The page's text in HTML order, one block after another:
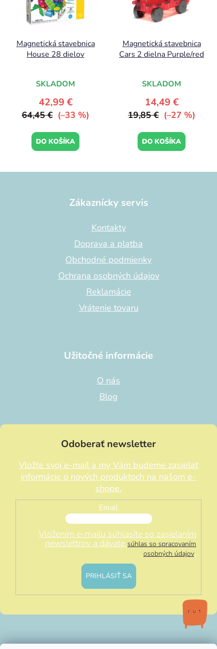
Magnetická stavebnica
House 28 dielov
SKLADOM
42,99 €
64,45 € (–33 %)
DO KOŠÍKA
Magnetická stavebnica
Cars 2 dielna Purple/red
SKLADOM
14,49 €
19,85 € (–27 %)
DO KOŠÍKA
Zákaznícky servis
Kontakty
Doprava a platba
Obchodné podmienky
Ochrana osobných údajov
Reklamácie
Vrátenie tovaru
Užitočné informácie
O nás
Blog
Odoberať newsletter
Vložte svoj e-mail a my Vám budeme zasielať
informácie o nových produktoch na našom e-
shope.
Email
Vložením e-mailu súhlasíte so zasielaním
newslettrov a dávate súhlas so spracovaním
osobných údajov.
PRIHLÁSIŤ SA